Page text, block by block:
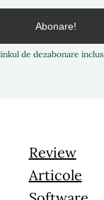
de dezabonare
Review
Articole